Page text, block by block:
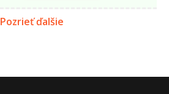
Pozrieť ďalšie